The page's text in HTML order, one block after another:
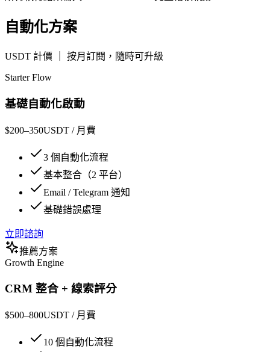
自動化方案
USDT 計價 ｜ 按月訂閱，隨時可升級
Starter Flow
基礎自動化啟動
$200–350USDT / 月費
3 個自動化流程
基本整合（2 平台）
Email / Telegram 通知
基礎錯誤處理
立即諮詢
推薦方案
Growth Engine
CRM 整合 + 線索評分
$500–800USDT / 月費
10 個自動化流程